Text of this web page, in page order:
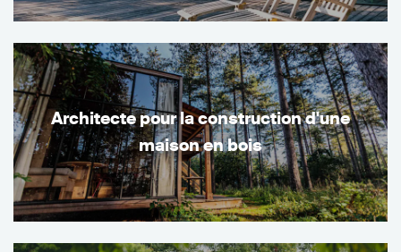
Architecte pour la construction d'une
maison en bois